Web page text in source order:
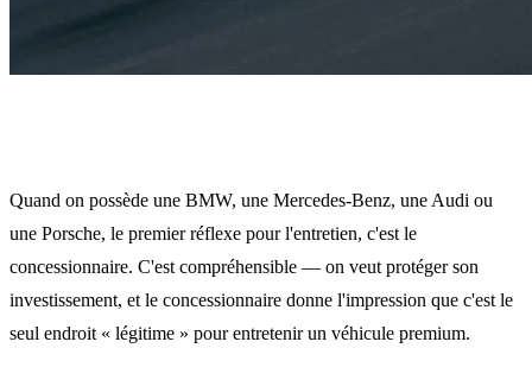
Quand on possède une BMW, une Mercedes-Benz, une Audi ou
une Porsche, le premier réflexe pour l'entretien, c'est le
concessionnaire. C'est compréhensible — on veut protéger son
investissement, et le concessionnaire donne l'impression que c'est le
seul endroit « légitime » pour entretenir un véhicule premium.